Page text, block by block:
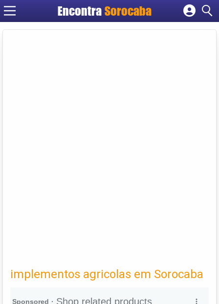
EncontraSorocaba
Cadastrar empresa
implementos agricolas em Sorocaba